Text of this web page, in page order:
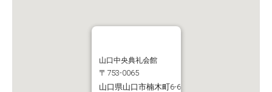
山口中央典礼会館
〒753-0065
山口県山口市楠木町6-6